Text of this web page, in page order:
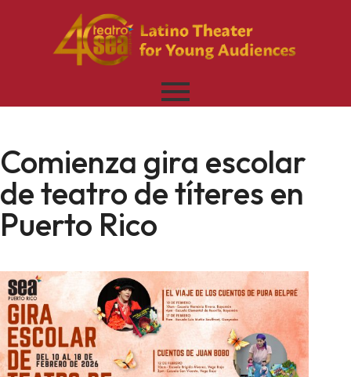
Comienza gira escolar
de teatro de títeres en
Puerto Rico